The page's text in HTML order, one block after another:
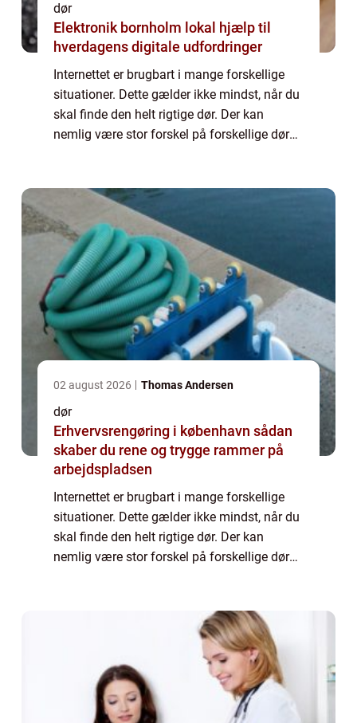
dør
Elektronik bornholm lokal hjælp til
hverdagens digitale udfordringer
Internettet er brugbart i mange forskellige
situationer. Dette gælder ikke mindst, når du
skal finde den helt rigtige dør. Der kan
nemlig være stor forskel på forskellige døre,
02 august 2026 Thomas Andersen
dør
Erhvervsrengøring i københavn sådan
skaber du rene og trygge rammer på
arbejdspladsen
Internettet er brugbart i mange forskellige
situationer. Dette gælder ikke mindst, når du
skal finde den helt rigtige dør. Der kan
nemlig være stor forskel på forskellige døre,